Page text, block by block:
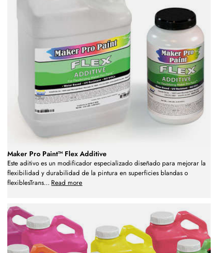
Maker Pro Paint™ Flex Additive
Este aditivo es un modificador especializado diseñado para mejorar la
flexibilidad y durabilidad de la pintura en superficies blandas o
flexiblesTrans... Read more